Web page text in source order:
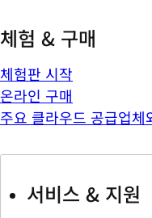
체험 & 구매
체험판 시작
온라인 구매
주요 클라우드 공급업체
서비스 & 지원